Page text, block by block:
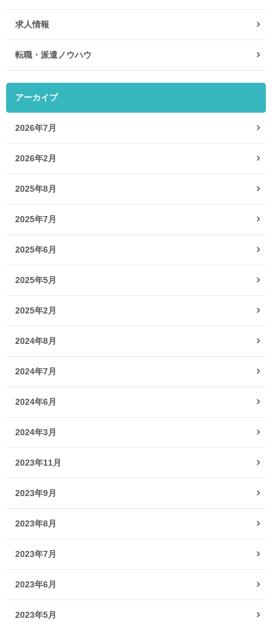
求人情報
転職・派遣ノウハウ
アーカイブ
2026年7月
2026年2月
2025年8月
2025年7月
2025年6月
2025年5月
2025年2月
2024年8月
2024年7月
2024年6月
2024年3月
2023年11月
2023年9月
2023年8月
2023年7月
2023年6月
2023年5月